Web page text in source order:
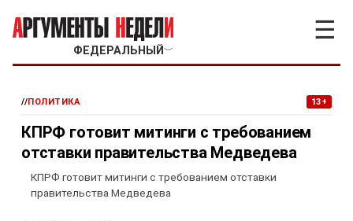
ФЕДЕРАЛЬНЫЙ ﹀
☰
//ПОЛИТИКА 13+
КПРФ готовит митинги с требованием
отставки правительства Медведева
КПРФ готовит митинги с требованием отставки
правительства Медведева